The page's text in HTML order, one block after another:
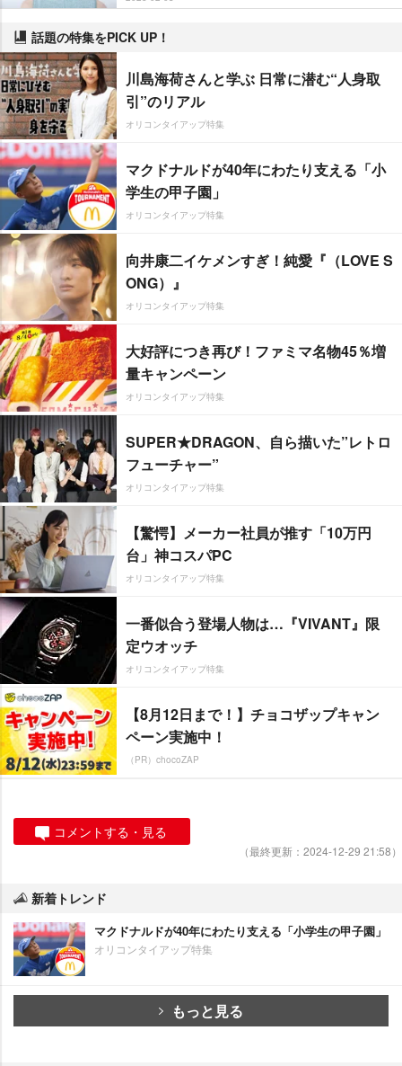
話題の特集をPICK UP！
川島海荷さんと学ぶ 日常に潜む“人身取
引”のリアル
オリコンタイアップ特集
マクドナルドが40年にわたり支える「小
学生の甲子園」
オリコンタイアップ特集
向井康二イケメンすぎ！純愛『（LOVE S
ONG）』
オリコンタイアップ特集
大好評につき再び！ファミマ名物45％増
量キャンペーン
オリコンタイアップ特集
SUPER★DRAGON、自ら描いた”レトロ
フューチャー”
オリコンタイアップ特集
【驚愕】メーカー社員が推す「10万円
台」神コスパPC
オリコンタイアップ特集
一番似合う登場人物は…『VIVANT』限
定ウオッチ
オリコンタイアップ特集
【8月12日まで！】チョコザップキャン
ペーン実施中！
（PR）chocoZAP
コメントする・見る
（最終更新：2024-12-29 21:58）
新着トレンド
マクドナルドが40年にわたり支える「小学生の甲子園」
オリコンタイアップ特集
もっと見る